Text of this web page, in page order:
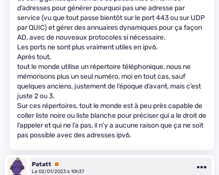
d’adresses pour générer pourquoi pas une adresse par
service (vu que tout passe bientôt sur le port 443 ou sur UDP
par QUIC) et gérer des annuaires dynamiques pour ça façon
AD, avec de nouveaux protocoles si nécessaire.
Les ports ne sont plus vraiment utiles en ipv6.
Après tout,
tout le monde utilise un répertoire téléphonique, nous ne
mémorisons plus un seul numéro, moi en tout cas, sauf
quelques anciens, justement de l’époque d’avant, mais c’est
juste 2 ou 3.
Sur ces répertoires, tout le monde est à peu près capable de
coller liste noire ou liste blanche pour préciser qui a le droit de
l’appeler et qui ne l’a pas, il n’y a aucune raison que ça ne soit
pas possible avec des adresses ipv6.
Patatt Premium
Le 02/01/2023 à 10h37